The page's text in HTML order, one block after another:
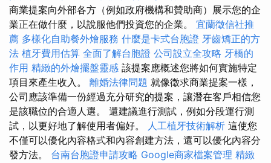
商業提案向外部各方（例如政府機構和贊助商）展示您的企
業正在做什麼，以說服他們投資您的企業。 宜蘭徵信社推
薦 多樣化自助餐外燴服務 什麼是卡式台胞證 牙齒矯正的方
法 植牙費用估算 全面了解台胞證 公司設立全攻略 牙橋的
作用 精緻的外燴擺盤靈感 該提案應概述您將如何實施特定
項目來產生收入。 離婚法律問題 就像徵求商業提案一樣，
公司應該準備一份經過充分研究的提案，讓潛在客戶相信您
是該職位的合適人選。 還建議進行測試，例如分段運行測
試，以更好地了解使用者偏好。 人工植牙技術解析 這使您
不僅可以優化內容格式和內容創建方法，還可以優化內容分
發方法。 台南台胞證申請攻略 Google商家檔案管理 精緻